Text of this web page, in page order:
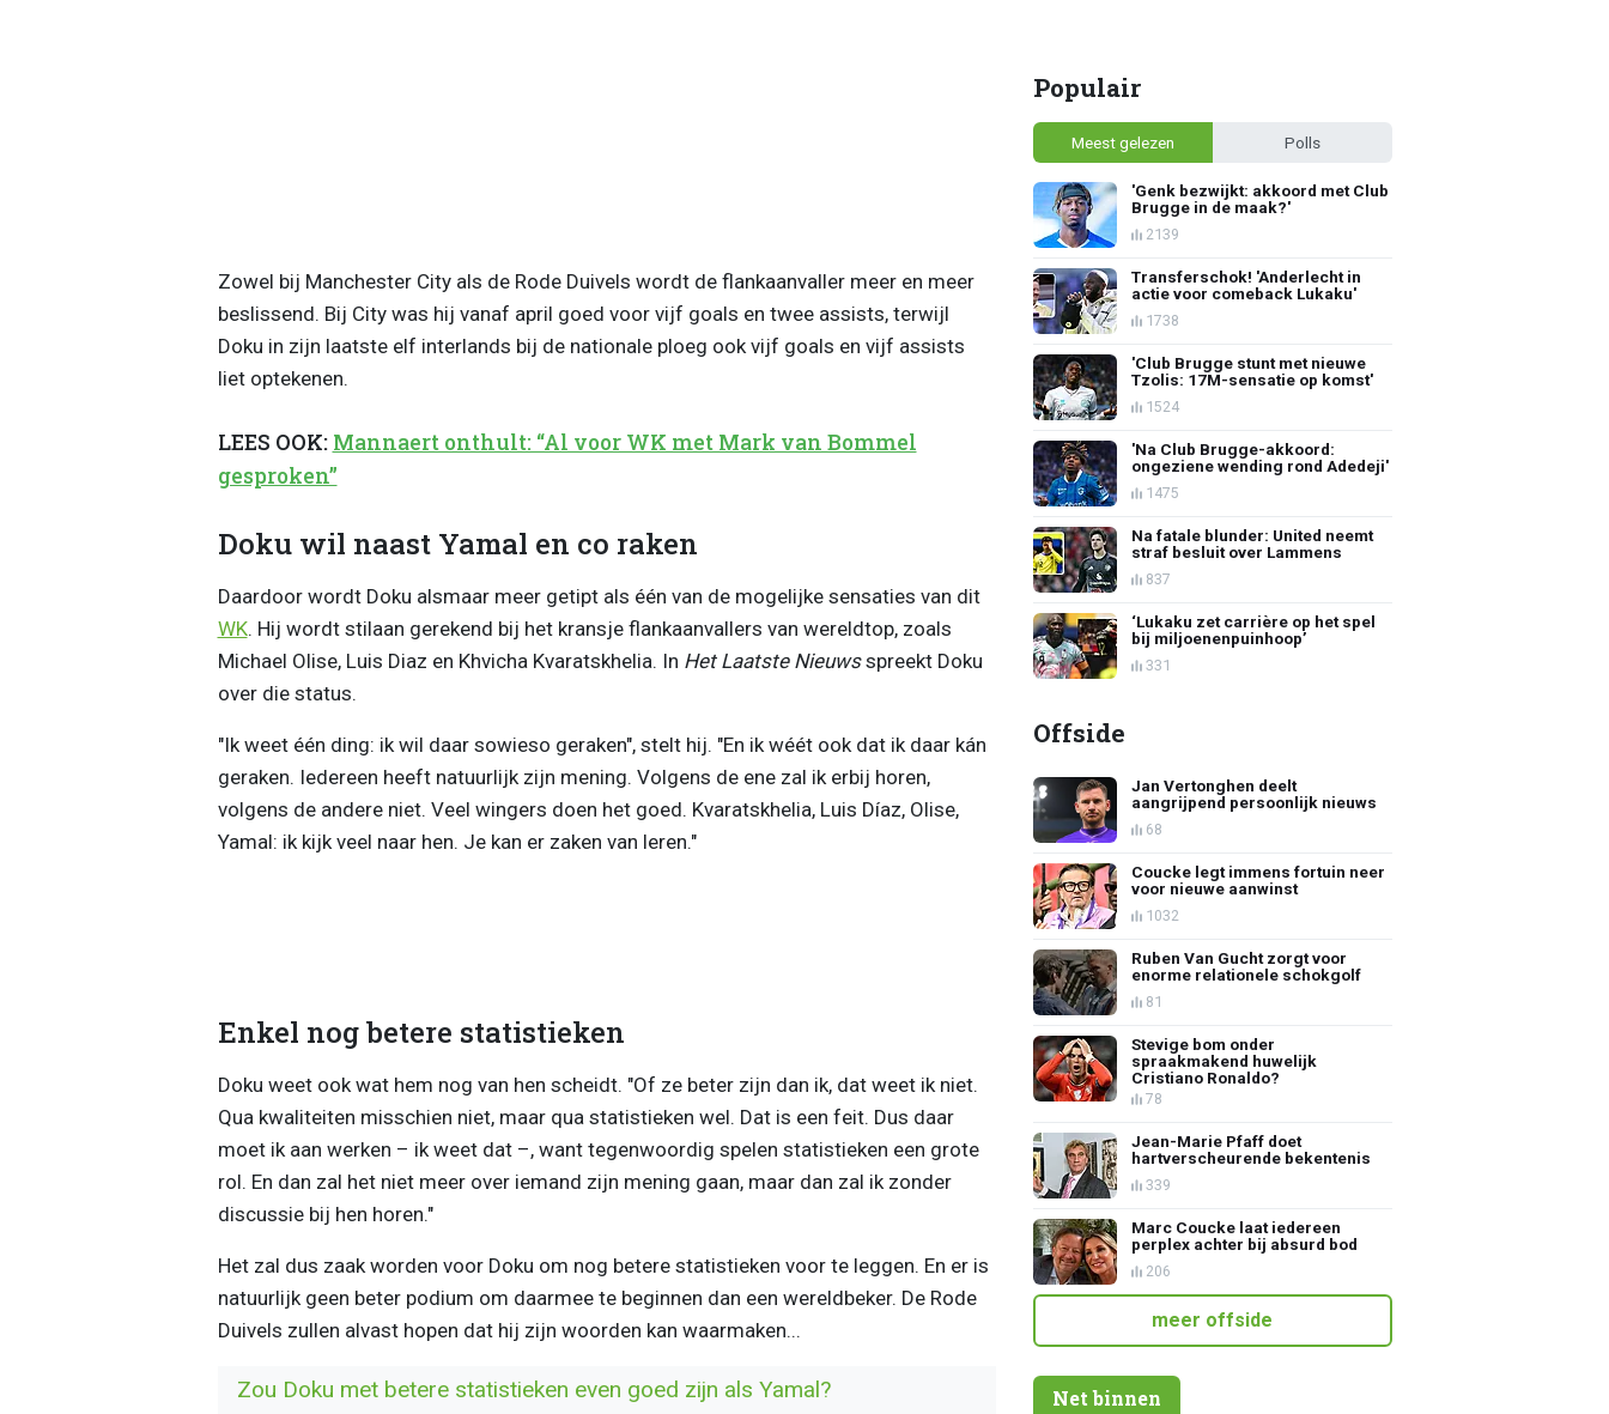
Zowel bij Manchester City als de Rode Duivels wordt de flankaanvaller meer en meer
beslissend. Bij City was hij vanaf april goed voor vijf goals en twee assists, terwijl
Doku in zijn laatste elf interlands bij de nationale ploeg ook vijf goals en vijf assists
liet optekenen.
LEES OOK: Mannaert onthult: “Al voor WK met Mark van Bommel
gesproken”
Doku wil naast Yamal en co raken
Daardoor wordt Doku alsmaar meer getipt als één van de mogelijke sensaties van dit
WK. Hij wordt stilaan gerekend bij het kransje flankaanvallers van wereldtop, zoals
Michael Olise, Luis Diaz en Khvicha Kvaratskhelia. In Het Laatste Nieuwsspreekt Doku
over die status.
"Ik weet één ding: ik wil daar sowieso geraken", stelt hij. "En ik wéét ook dat ik daar kán
geraken. Iedereen heeft natuurlijk zijn mening. Volgens de ene zal ik erbij horen,
volgens de andere niet. Veel wingers doen het goed. Kvaratskhelia, Luis Díaz, Olise,
Yamal: ik kijk veel naar hen. Je kan er zaken van leren."
Enkel nog betere statistieken
Doku weet ook wat hem nog van hen scheidt. "Of ze beter zijn dan ik, dat weet ik niet.
Qua kwaliteiten misschien niet, maar qua statistieken wel. Dat is een feit. Dus daar
moet ik aan werken – ik weet dat –, want tegenwoordig spelen statistieken een grote
rol. En dan zal het niet meer over iemand zijn mening gaan, maar dan zal ik zonder
discussie bij hen horen."
Het zal dus zaak worden voor Doku om nog betere statistieken voor te leggen. En er is
natuurlijk geen beter podium om daarmee te beginnen dan een wereldbeker. De Rode
Duivels zullen alvast hopen dat hij zijn woorden kan waarmaken...
Zou Doku met betere statistieken even goed zijn als Yamal?
Populair
Meest gelezen Polls
'Genk bezwijkt: akkoord met Club
Brugge in de maak?'
2139
Transferschok! 'Anderlecht in
actie voor comeback Lukaku'
1738
'Club Brugge stunt met nieuwe
Tzolis: 17M-sensatie op komst'
1524
'Na Club Brugge-akkoord:
ongeziene wending rond Adedeji'
1475
Na fatale blunder: United neemt
straf besluit over Lammens
837
‘Lukaku zet carrière op het spel
bij miljoenenpuinhoop’
331
Offside
Jan Vertonghen deelt
aangrijpend persoonlijk nieuws
68
Coucke legt immens fortuin neer
voor nieuwe aanwinst
1032
Ruben Van Gucht zorgt voor
enorme relationele schokgolf
81
Stevige bom onder
spraakmakend huwelijk
Cristiano Ronaldo?
78
Jean-Marie Pfaff doet
hartverscheurende bekentenis
339
Marc Coucke laat iedereen
perplex achter bij absurd bod
206
meer offside
Net binnen